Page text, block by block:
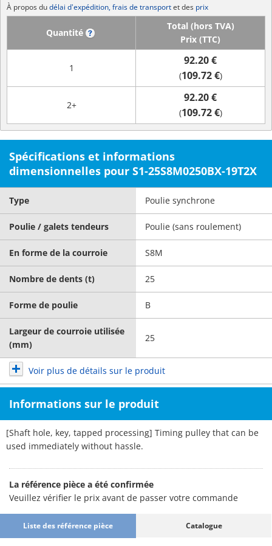
À propos dudélai d'expédition, frais de transportet des prix
Quantité
Total (hors TVA)
Prix (TTC)
1
92.20 €
(109.72 €)
2+
92.20 €
(109.72 €)
Spécifications et informations
dimensionnelles pour S1-25S8M0250BX-19T2X
Type Poulie synchrone
Poulie / galets tendeurs Poulie (sans roulement)
En forme de la courroie S8M
Nombre de dents (t) 25
Forme de poulie B
Largeur de courroie utilisée
(mm)
25
Voir plus de détails sur le produit
Informations sur le produit
[Shaft hole, key, tapped processing] Timing pulley that can be
used immediately without hassle.
La référence pièce a été confirmée
Veuillez vérifier le prix avant de passer votre commande
Liste des référence pièce Catalogue